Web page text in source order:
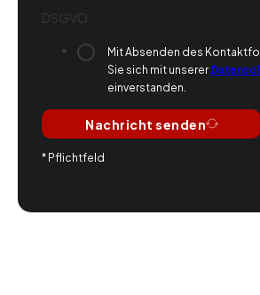
DSGVO
Mit Absenden des
Sie sich mit unserer
einverstanden.
Nachricht senden